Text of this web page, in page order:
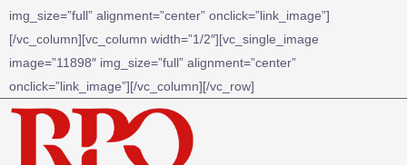
img_size=”full” alignment=”center” onclick=”link_image”]
[/vc_column][vc_column width=”1/2″][vc_single_image
image=”11898″ img_size=”full” alignment=”center”
onclick=”link_image”][/vc_column][/vc_row]